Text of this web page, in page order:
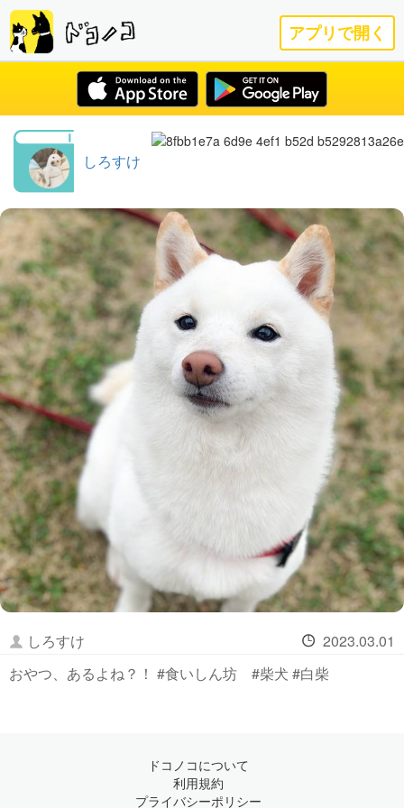
アプリで開く
しろすけ
しろすけ
2023.03.01
おやつ、あるよね？！ #食いしん坊 #柴犬 #白柴
ドコノコについて
利用規約
プライバシーポリシー